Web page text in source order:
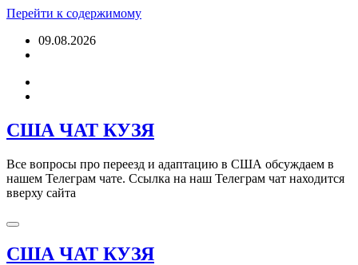
Перейти к содержимому
09.08.2026
США ЧАТ КУЗЯ
Все вопросы про переезд и адаптацию в США обсуждаем в
нашем Телеграм чате. Ссылка на наш Телеграм чат находится
вверху сайта
США ЧАТ КУЗЯ